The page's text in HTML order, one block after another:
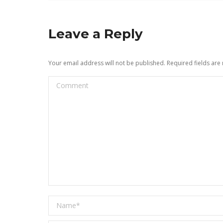
Leave a Reply
Your email address will not be published. Required fields are
Comment
Name *